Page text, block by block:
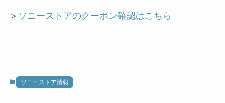
＞ ソニーストアのクーポン確認はこちら
ソニーストア情報